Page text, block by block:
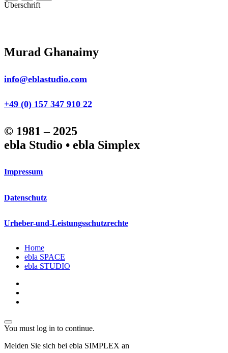
Überschrift
Murad Ghanaimy
info@eblastudio.com
+49 (0) 157 347 910 22
© 1981 – 2025
ebla Studio • ebla Simplex
Impressum
Datenschutz
Urheber-und-Leistungsschutzrechte
Close
Menu
Home
ebla SPACE
ebla STUDIO
You must log in to continue.
Melden Sie sich bei ebla SIMPLEX an